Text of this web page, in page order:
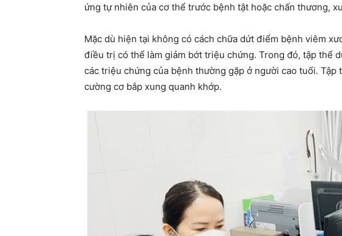
ứng tự nhiên của cơ thể trước bệnh tật hoặc chấn thương,
Mặc dù hiện tại không có cách chữa dứt điểm bệnh viêm
điều trị có thể làm giảm bớt triệu chứng. Trong đó, tập thể
các triệu chứng của bệnh thường gặp ở người cao tuổi.
cường cơ bắp xung quanh khớp.